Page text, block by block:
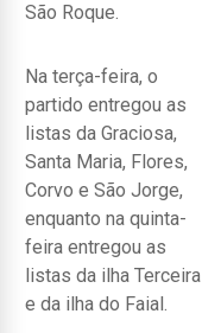
São Roque.
Na terça-feira, o
partido entregou as
listas da Graciosa,
Santa Maria, Flores,
Corvo e São Jorge,
enquanto na quinta-
feira entregou as
listas da ilha Terceira
e da ilha do Faial.